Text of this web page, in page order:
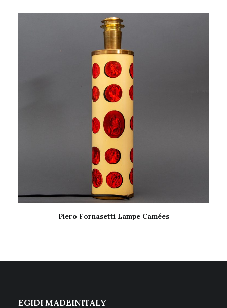
Piero Fornasetti Lampe Camées
EGIDI MADEINITALY